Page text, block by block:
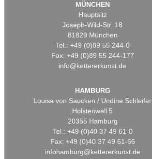
MÜNCHEN
Hauptsitz
Joseph-Wild-Str. 18
81829 München
Tel.: +49 (0)89 55 244-0
Fax: +49 (0)89 55 244-177
info@kettererkunst.de
HAMBURG
Louisa von Saucken / Undine Schleifer
Holstenwall 5
20355 Hamburg
Tel.: +49 (0)40 37 49 61-0
Fax: +49 (0)40 37 49 61-66
infohamburg@kettererkunst.de